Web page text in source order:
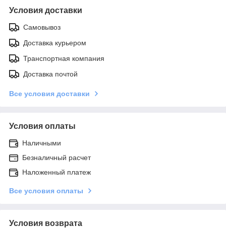
Условия доставки
Самовывоз
Доставка курьером
Транспортная компания
Доставка почтой
Все условия доставки
Условия оплаты
Наличными
Безналичный расчет
Наложенный платеж
Все условия оплаты
Условия возврата